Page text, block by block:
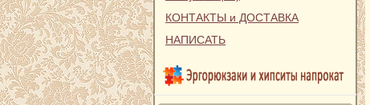
КОНТАКТЫ и ДОСТАВКА
НАПИСАТЬ